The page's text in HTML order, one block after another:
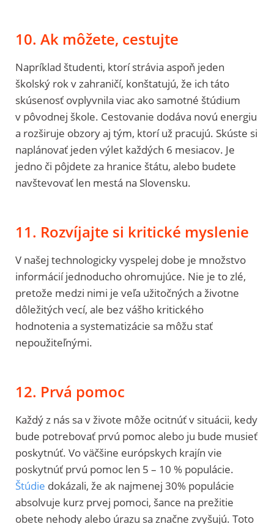
10. Ak môžete, cestujte
Napríklad študenti, ktorí strávia aspoň jeden
školský rok v zahraničí, konštatujú, že ich táto
skúsenosť ovplyvnila viac ako samotné štúdium
v pôvodnej škole. Cestovanie dodáva novú energiu
a rozširuje obzory aj tým, ktorí už pracujú. Skúste si
naplánovať jeden výlet každých 6 mesiacov. Je
jedno či pôjdete za hranice štátu, alebo budete
navštevovať len mestá na Slovensku.
11. Rozvíjajte si kritické myslenie
V našej technologicky vyspelej dobe je množstvo
informácií jednoducho ohromujúce. Nie je to zlé,
pretože medzi nimi je veľa užitočných a životne
dôležitých vecí, ale bez vášho kritického
hodnotenia a systematizácie sa môžu stať
nepoužiteľnými.
12. Prvá pomoc
Každý z nás sa v živote môže ocitnúť v situácii, kedy
bude potrebovať prvú pomoc alebo ju bude musieť
poskytnúť. Vo väčšine európskych krajín vie
poskytnúť prvú pomoc len 5 – 10 % populácie.
Štúdie dokázali, že ak najmenej 30% populácie
absolvuje kurz prvej pomoci, šance na prežitie
obete nehody alebo úrazu sa značne zvyšujú. Toto